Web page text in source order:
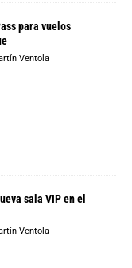
para vuelos
Ventola
sala VIP en el
Ventola